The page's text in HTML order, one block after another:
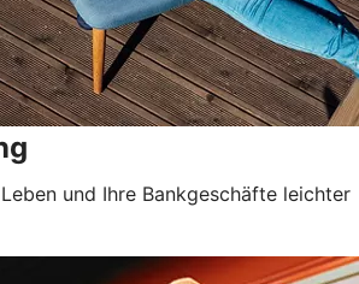
und Ihre Bankgeschäfte leichter